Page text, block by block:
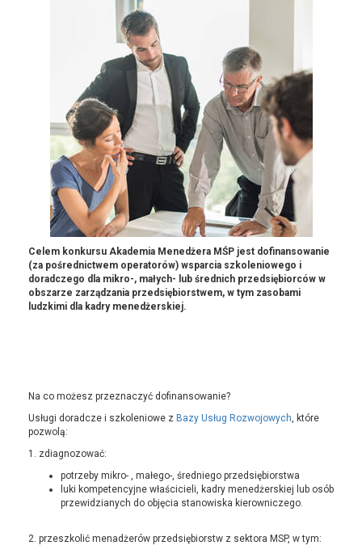
Celem konkursu Akademia Menedżera MŚP jest dofinansowanie
(za pośrednictwem operatorów) wsparcia szkoleniowego i
doradczego dla mikro-, małych- lub średnich przedsiębiorców w
obszarze zarządzania przedsiębiorstwem, w tym zasobami
ludzkimi dla kadry menedżerskiej.
Na co możesz przeznaczyć dofinansowanie?
Usługi doradcze i szkoleniowe z Bazy Usług Rozwojowych, które
pozwolą:
1. zdiagnozować:
potrzeby mikro- , małego-, średniego przedsiębiorstwa
luki kompetencyjne właścicieli, kadry menedżerskiej lub osób
przewidzianych do objęcia stanowiska kierowniczego.
2. przeszkolić menadżerów przedsiębiorstw z sektora MSP, w tym: